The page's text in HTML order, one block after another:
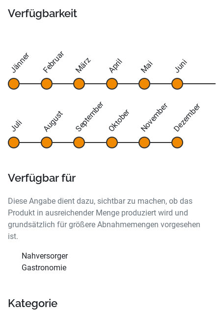
Verfügbarkeit
Jänner Februar März April Mai Juni
Juli August September Oktober November Dezember
Verfügbar für
Diese Angabe dient dazu, sichtbar zu machen, ob das
Produkt in ausreichender Menge produziert wird und
grundsätzlich für größere Abnahmemengen vorgesehen
ist.
Nahversorger
Gastronomie
Kategorie